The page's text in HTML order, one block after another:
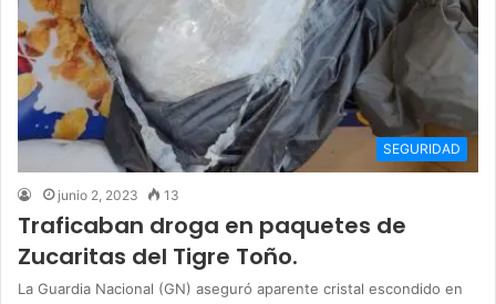
SEGURIDAD
junio 2, 2023 13
Traficaban droga en paquetes de
Zucaritas del Tigre Toño.
La Guardia Nacional (GN) aseguró aparente cristal escondido en